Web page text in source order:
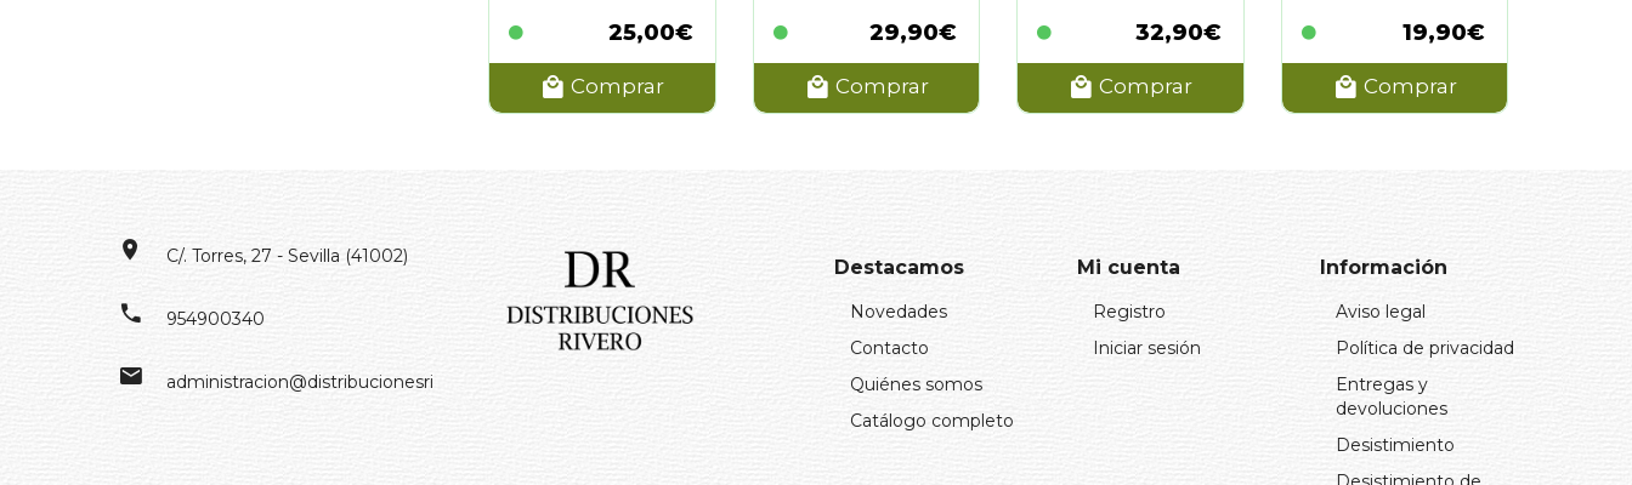
25,00€
Comprar
29,90€
Comprar
32,90€
Comprar
19,90€
Comprar
C/. Torres, 27 - Sevilla (41002)
954900340
administracion@distribucionesrivero.es
Destacamos
Novedades
Contacto
Quiénes somos
Catálogo completo
Mi cuenta
Registro
Iniciar sesión
Información
Aviso legal
Política de privacidad
Entregas y
devoluciones
Desistimiento